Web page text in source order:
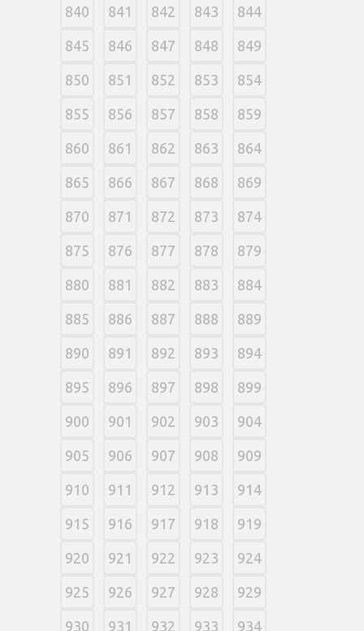
840 841 842 843 844
845 846 847 848 849
850 851 852 853 854
855 856 857 858 859
860 861 862 863 864
865 866 867 868 869
870 871 872 873 874
875 876 877 878 879
880 881 882 883 884
885 886 887 888 889
890 891 892 893 894
895 896 897 898 899
900 901 902 903 904
905 906 907 908 909
910 911 912 913 914
915 916 917 918 919
920 921 922 923 924
925 926 927 928 929
930 931 932 933 934